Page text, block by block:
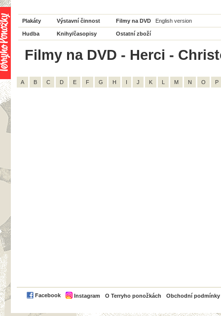
Plakáty Výstavní činnost Filmy na DVD English version
Hudba Knihy/časopisy Ostatní zboží
Filmy na DVD - Herci -
A B C D E F G H I J K L M N O P
Facebook Instagram O Terryho ponožkách Obchodní podmínky
PayPal